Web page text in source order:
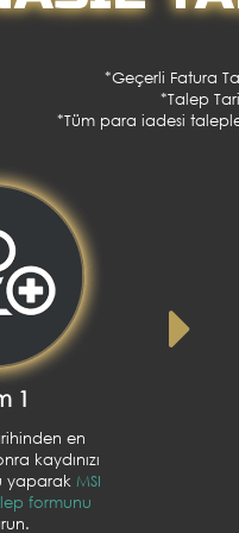
*Geçerli Fatura
*Talep
*Tüm para iadesi
1
en
kaydınızı
yaparak MSI
formunu